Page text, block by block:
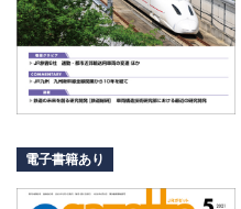
電子書籍あり